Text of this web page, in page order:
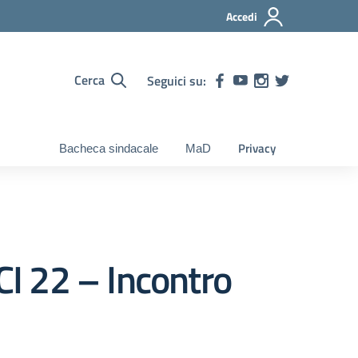
Accedi
Cerca Seguici su:
Bacheca sindacale MaD Privacy
22 – Incontro